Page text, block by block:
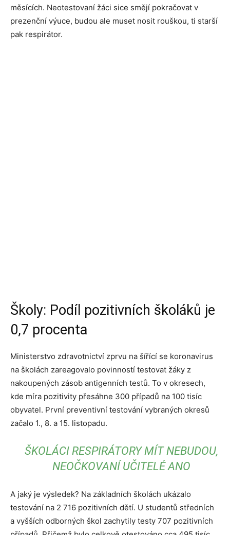
měsících. Neotestovaní žáci sice smějí pokračovat v
prezenční výuce, budou ale muset nosit rouškou, ti starší
pak respirátor.
Školy: Podíl pozitivních školáků je
0,7 procenta
Ministerstvo zdravotnictví zprvu na šířící se koronavirus
na školách zareagovalo povinností testovat žáky z
nakoupených zásob antigenních testů. To v okresech,
kde míra pozitivity přesáhne 300 případů na 100 tisíc
obyvatel. První preventivní testování vybraných okresů
začalo 1., 8. a 15. listopadu.
ŠKOLÁCI RESPIRÁTORY MÍT NEBUDOU,
NEOČKOVANÍ UČITELÉ ANO
A jaký je výsledek? Na základních školách ukázalo
testování na 2 716 pozitivních dětí. U studentů středních
a vyšších odborných škol zachytily testy 707 pozitivních